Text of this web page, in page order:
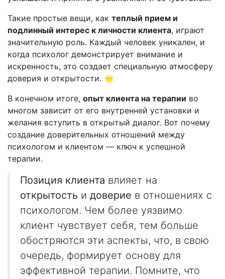
Такие простые вещи, как теплый прием и
подлинный интерес к личности клиента, играют
значительную роль. Каждый человек уникален, и
когда психолог демонстрирует внимание и
искренность, это создает специальную атмосферу
доверия и открытости. 🌟
В конечном итоге, опыт клиента на терапии во
многом зависит от его внутренней установки и
желания вступить в открытый диалог. Вот почему
создание доверительных отношений между
психологом и клиентом — ключ к успешной
терапии.
Позиция клиента влияет на
открытость и доверие в отношениях с
психологом. Чем более уязвимо
клиент чувствует себя, тем больше
обостряются эти аспекты, что, в свою
очередь, формирует основу для
эффективной терапии. Помните, что